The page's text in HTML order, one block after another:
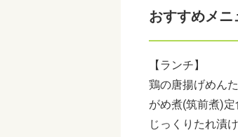
おすすめメニ
【ランチ】
鶏の唐揚げめん
がめ煮(筑前煮)定
じっくりたれ漬